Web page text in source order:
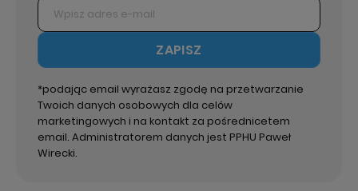
ZAPISZ
*podając email wyrażasz zgodę na przetwarzanie
Twoich danych osobowych dla celów
marketingowych i na kontakt za pośrednicetem
email. Administratorem danych jest PPHU Paweł
Wirecki.